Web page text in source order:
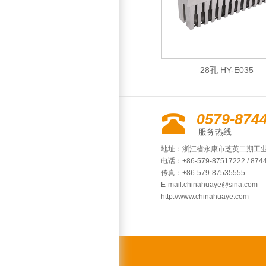
28孔 HY-E035
0579-
服务热线
地址：浙江省永康市芝英二期工
电话：+86-579-87517222 /
传真：+86-579-87535555
E-mail:chinahuaye@sina.com
http://www.chinahuaye.com